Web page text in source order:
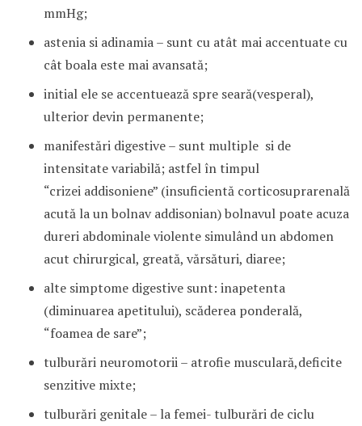
mmHg;
astenia si adinamia – sunt cu atât mai accentuate cu
cât boala este mai avansată;
initial ele se accentuează spre seară(vesperal),
ulterior devin permanente;
manifestări digestive – sunt multiple si de
intensitate variabilă; astfel în timpul
“crizei addisoniene” (insuficientă corticosuprarenală
acută la un bolnav addisonian) bolnavul poate acuza
dureri abdominale violente simulând un abdomen
acut chirurgical, greată, vărsături, diaree;
alte simptome digestive sunt: inapetenta
(diminuarea apetitului), scăderea ponderală,
“foamea de sare”;
tulburări neuromotorii – atrofie musculară,deficite
senzitive mixte;
tulburări genitale – la femei- tulburări de ciclu